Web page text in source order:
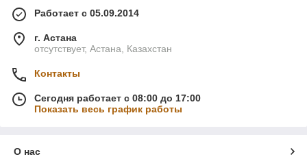
Работает с 05.09.2014
г. Астана
отсутствует, Астана, Казахстан
Контакты
Сегодня работает с 08:00 до 17:00
Показать весь график работы
О нас